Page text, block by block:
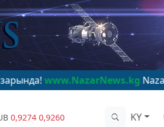
NazarNews - в
0,9274 0,9260 KY